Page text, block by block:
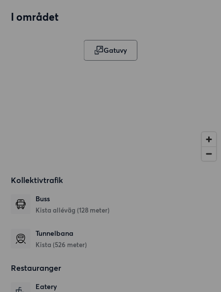
I området
Gatuvy
Kollektivtrafik
Buss
Kista alléväg (128 meter)
Tunnelbana
Kista (526 meter)
Restauranger
Eatery